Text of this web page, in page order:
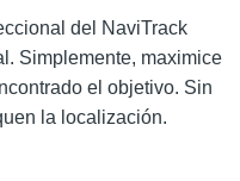
del NaviTrack
Simplemente, maximice
el objetivo. Sin
la localización.